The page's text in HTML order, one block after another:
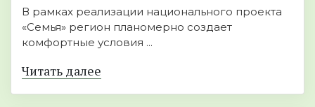
В рамках реализации национального проекта
«Семья» регион планомерно создает
комфортные условия ...
Читать далее